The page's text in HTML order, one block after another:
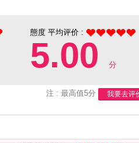
態度 平均评价 :
5.00 分
注 : 最高值5分 我要去评